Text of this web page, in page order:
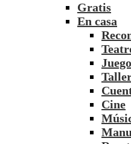
Gratis
En casa
Cine